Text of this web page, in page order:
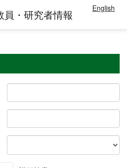
員・研究者情報 English